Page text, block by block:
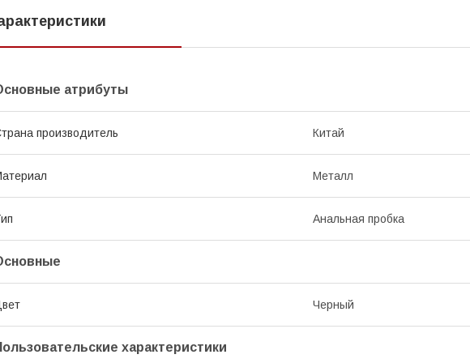
атрибуты
производитель Китай
Металл
Анальная пробка
Черный
характеристики